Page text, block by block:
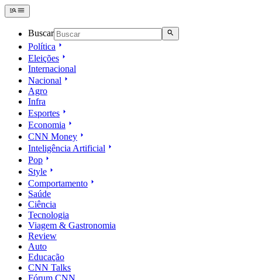
Buscar
Política
Eleições
Internacional
Nacional
Agro
Infra
Esportes
Economia
CNN Money
Inteligência Artificial
Pop
Style
Comportamento
Saúde
Ciência
Tecnologia
Viagem & Gastronomia
Review
Auto
Educação
CNN Talks
Fórum CNN